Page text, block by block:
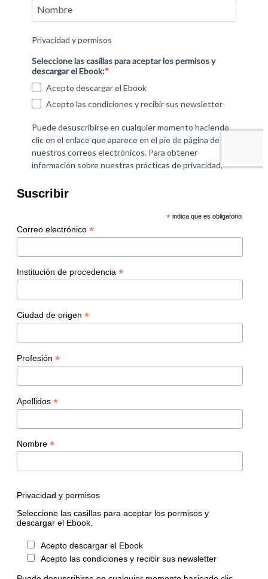
Suscribir
* indica que es obligatorio
Correo electrónico *
Institución de procedencia *
Ciudad de origen *
Profesión *
Apellidos *
Nombre *
Privacidad y permisos
Seleccione las casillas para aceptar los permisos y
descargar el Ebook.
Acepto descargar el Ebook
Acepto las condiciones y recibir sus newsletter